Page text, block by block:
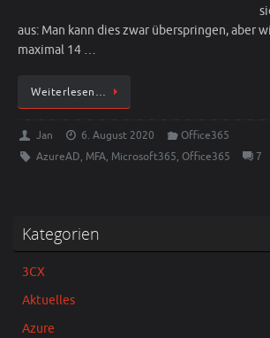
aus: Man kann dies zwar überspringen, aber
maximal 14 …
Weiterlesen…
Jan 6. August 2020
Office365
AzureAD, MFA, Microsoft365, Office365 7
Kategorien
3CX
Aktuelles
Azure